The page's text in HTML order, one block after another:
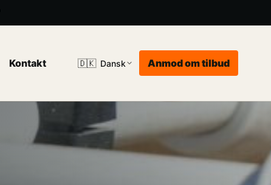
Kontakt 🇩🇰 Dansk Anmod om tilbud